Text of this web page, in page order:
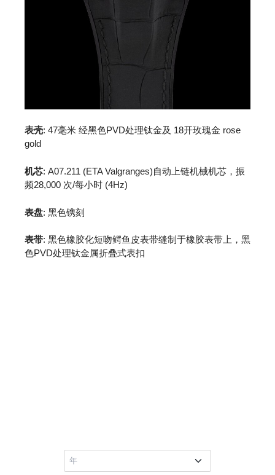
表壳: 47毫米 经黑色PVD处理钛金及 18开玫瑰金 rose
gold
机芯: A07.211 (ETA Valgranges)自动上链机械机芯，振
频28,000 次/每小时 (4Hz)
表盘: 黑色镌刻
表带: 黑色橡胶化短吻鳄鱼皮表带缝制于橡胶表带上，黑
色PVD处理钛金属折叠式表扣